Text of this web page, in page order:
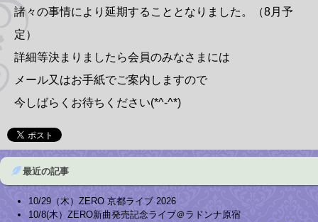
諸々の事情により延期することとなりました。（8月予
定）
詳細等決まりましたら会員のみなさまには
メール又はお手紙でご案内しますので
今しばらくお待ちください(*^-^*)
最近の記事
10/29（木）ZERO 京都ライブ 2026
10/8(木）ZERO新曲発売記念ライブ＠ラドンナ原宿